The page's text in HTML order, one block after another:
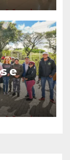
e
no